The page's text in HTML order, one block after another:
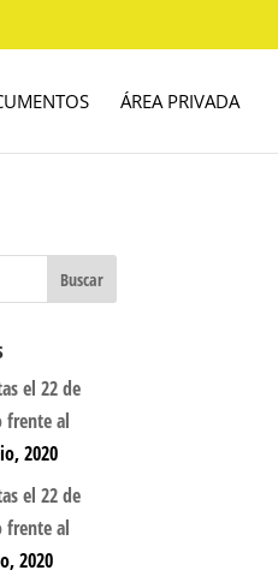
ÁREA PRIVADA
el 22 de
frente al
2020
el 22 de
frente al
2020